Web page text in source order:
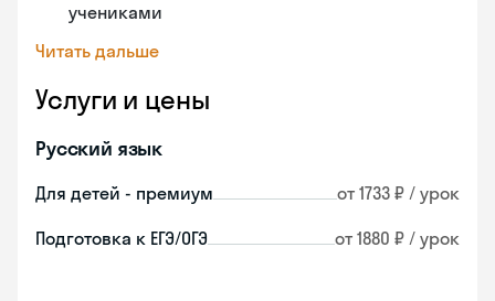
учениками
Читать дальше
Услуги и цены
Русский язык
Для детей - премиум от 1733 ₽ / урок
Подготовка к ЕГЭ/ОГЭ от 1880 ₽ / урок